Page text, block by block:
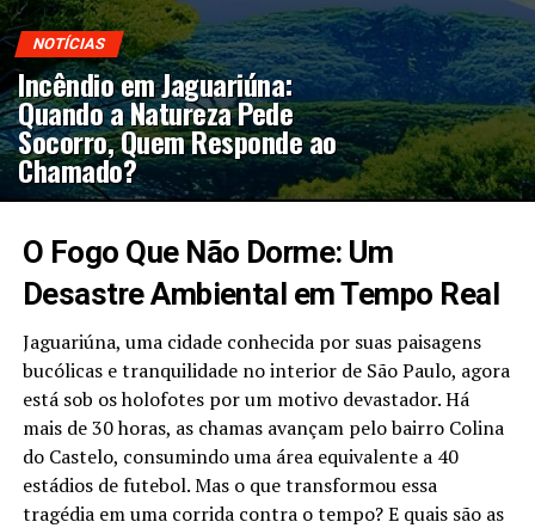
NOTÍCIAS
Incêndio em Jaguariúna:
Quando a Natureza Pede
Socorro, Quem Responde ao
Chamado?
O Fogo Que Não Dorme: Um
Desastre Ambiental em Tempo Real
Jaguariúna, uma cidade conhecida por suas paisagens
bucólicas e tranquilidade no interior de São Paulo, agora
está sob os holofotes por um motivo devastador. Há
mais de 30 horas, as chamas avançam pelo bairro Colina
do Castelo, consumindo uma área equivalente a 40
estádios de futebol. Mas o que transformou essa
tragédia em uma corrida contra o tempo? E quais são as